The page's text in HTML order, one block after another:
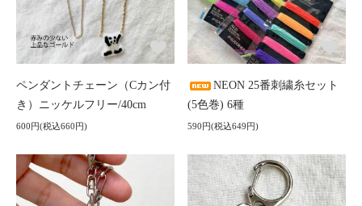
ペンダントチェーン（Cカン付
き）ニッケルフリー/40cm
600円(税込660円)
NEON 25番刺繍糸セット
(5色巻) 6種
590円(税込649円)